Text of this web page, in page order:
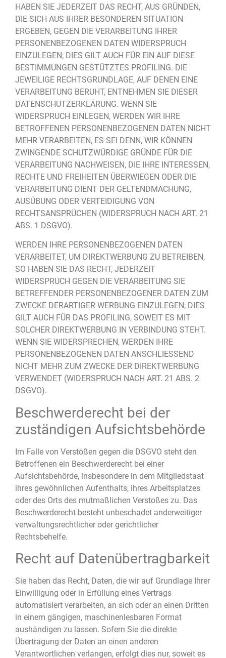
HABEN SIE JEDERZEIT DAS RECHT, AUS GRÜNDEN,
DIE SICH AUS IHRER BESONDEREN SITUATION
ERGEBEN, GEGEN DIE VERARBEITUNG IHRER
PERSONENBEZOGENEN DATEN WIDERSPRUCH
EINZULEGEN; DIES GILT AUCH FÜR EIN AUF DIESE
BESTIMMUNGEN GESTÜTZTES PROFILING. DIE
JEWEILIGE RECHTSGRUNDLAGE, AUF DENEN EINE
VERARBEITUNG BERUHT, ENTNEHMEN SIE DIESER
DATENSCHUTZERKLÄRUNG. WENN SIE
WIDERSPRUCH EINLEGEN, WERDEN WIR IHRE
BETROFFENEN PERSONENBEZOGENEN DATEN NICHT
MEHR VERARBEITEN, ES SEI DENN, WIR KÖNNEN
ZWINGENDE SCHUTZWÜRDIGE GRÜNDE FÜR DIE
VERARBEITUNG NACHWEISEN, DIE IHRE INTERESSEN,
RECHTE UND FREIHEITEN ÜBERWIEGEN ODER DIE
VERARBEITUNG DIENT DER GELTENDMACHUNG,
AUSÜBUNG ODER VERTEIDIGUNG VON
RECHTSANSPRÜCHEN (WIDERSPRUCH NACH ART. 21
ABS. 1 DSGVO).
WERDEN IHRE PERSONENBEZOGENEN DATEN
VERARBEITET, UM DIREKTWERBUNG ZU BETREIBEN,
SO HABEN SIE DAS RECHT, JEDERZEIT
WIDERSPRUCH GEGEN DIE VERARBEITUNG SIE
BETREFFENDER PERSONENBEZOGENER DATEN ZUM
ZWECKE DERARTIGER WERBUNG EINZULEGEN; DIES
GILT AUCH FÜR DAS PROFILING, SOWEIT ES MIT
SOLCHER DIREKTWERBUNG IN VERBINDUNG STEHT.
WENN SIE WIDERSPRECHEN, WERDEN IHRE
PERSONENBEZOGENEN DATEN ANSCHLIESSEND
NICHT MEHR ZUM ZWECKE DER DIREKTWERBUNG
VERWENDET (WIDERSPRUCH NACH ART. 21 ABS. 2
DSGVO).
Beschwerde­recht bei der
zuständigen Aufsichts­behörde
Im Falle von Verstößen gegen die DSGVO steht den
Betroffenen ein Beschwerderecht bei einer
Aufsichtsbehörde, insbesondere in dem Mitgliedstaat
ihres gewöhnlichen Aufenthalts, ihres Arbeitsplatzes
oder des Orts des mutmaßlichen Verstoßes zu. Das
Beschwerderecht besteht unbeschadet anderweitiger
verwaltungsrechtlicher oder gerichtlicher
Rechtsbehelfe.
Recht auf Daten­übertrag­barkeit
Sie haben das Recht, Daten, die wir auf Grundlage Ihrer
Einwilligung oder in Erfüllung eines Vertrags
automatisiert verarbeiten, an sich oder an einen Dritten
in einem gängigen, maschinenlesbaren Format
aushändigen zu lassen. Sofern Sie die direkte
Übertragung der Daten an einen anderen
Verantwortlichen verlangen, erfolgt dies nur, soweit es